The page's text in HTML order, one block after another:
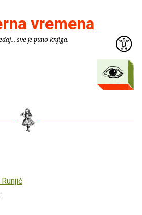
vremena
sve je puno knjiga.